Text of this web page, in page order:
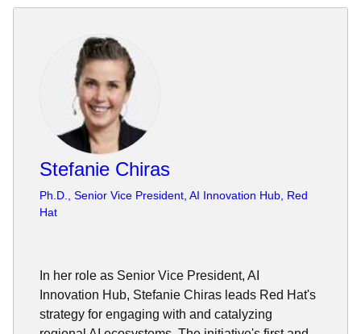
Stefanie Chiras
Ph.D., Senior Vice President, AI Innovation Hub, Red
Hat
In her role as Senior Vice President, AI
Innovation Hub, Stefanie Chiras leads Red Hat's
strategy for engaging with and catalyzing